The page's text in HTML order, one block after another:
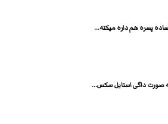
پسره هم داره میکنه...
صورت داگی استایل سکس...